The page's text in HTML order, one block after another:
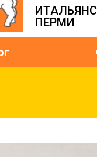
ПЕРМИ